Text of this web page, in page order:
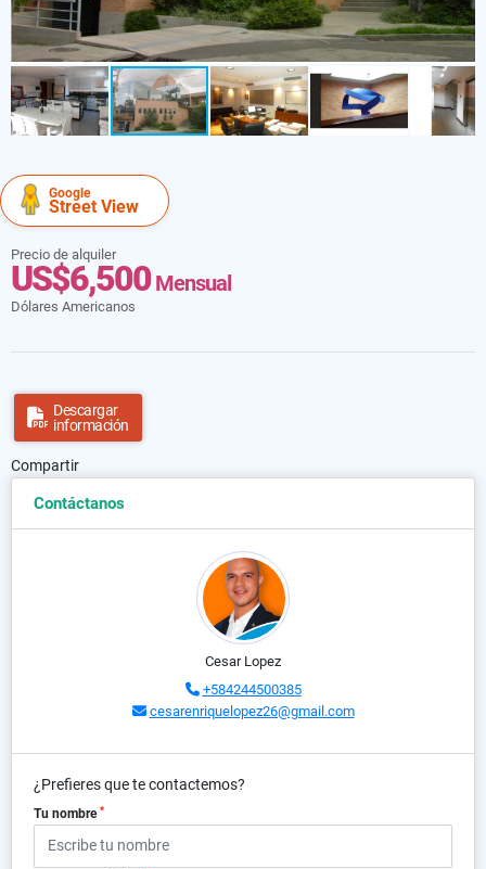
Google
Street View
Precio de alquiler
US$6,500Mensual
Dólares Americanos
Descargar
información
Compartir
Contáctanos
Cesar Lopez
+584244500385
cesarenriquelopez26@gmail.com
¿Prefieres que te contactemos?
Tu nombre *